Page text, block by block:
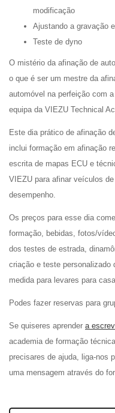
modificação
Ajustando a gravação
Teste de dyno
O mistério da afinação de
o que é ser um mestre da
automóvel na perfeição com
equipa da VIEZU Technical
Este dia prático de afinação
inclui formação em afinação
escrita de mapas ECU e
VIEZU para afinar veículos
desempenho.
Os preços para esse dia
formação, bebidas, fotos/
dos testes de estrada,
criação e teste personalizado
medida para levares para
Podes fazer reservas para
Se quiseres aprender a
academia de formação
precisares de ajuda, liga-nos
uma mensagem através do